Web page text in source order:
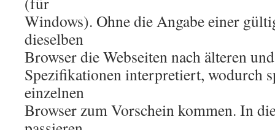
Windows). Ohne die Angabe einer
dieselben
Browser die Webseiten nach älteren
Spezifikationen interpretiert, wodurch
einzelnen
Browser zum Vorschein kommen. In